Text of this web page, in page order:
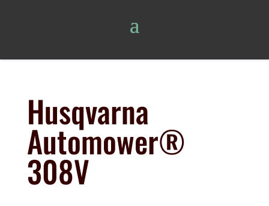
Husqvarna
Automower®
308V